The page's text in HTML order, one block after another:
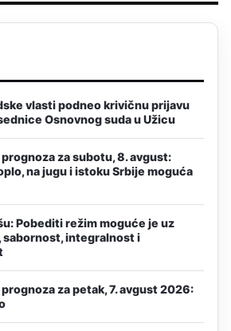
vlasti podneo krivičnu prijavu
Osnovnog suda u Užicu
za subotu, 8. avgust:
na jugu i istoku Srbije moguća
Pobediti režim moguće je uz
sabornost, integralnost i
za petak, 7. avgust 2026: